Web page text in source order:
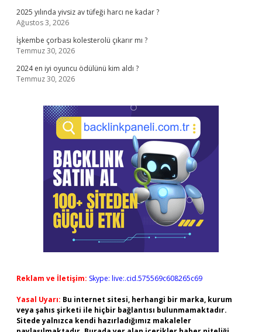
2025 yılında yivsiz av tüfeği harcı ne kadar ?
Ağustos 3, 2026
İşkembe çorbası kolesterolü çıkarır mı ?
Temmuz 30, 2026
2024 en iyi oyuncu ödülünü kim aldı ?
Temmuz 30, 2026
Reklam ve İletişim: Skype: live:.cid.575569c608265c69
Yasal Uyarı: Bu internet sitesi, herhangi bir marka, kurum
veya şahıs şirketi ile hiçbir bağlantısı bulunmamaktadır.
Sitede yalnızca kendi hazırladığımız makaleler